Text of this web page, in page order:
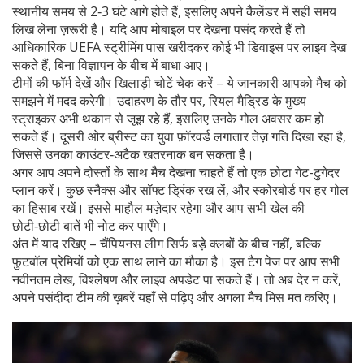
स्थानीय समय से 2‑3 घंटे आगे होते हैं, इसलिए अपने कैलेंडर में सही समय
लिख लेना ज़रूरी है। यदि आप मोबाइल पर देखना पसंद करते हैं तो
आधिकारिक UEFA स्ट्रीमिंग पास खरीदकर कोई भी डिवाइस पर लाइव देख
सकते हैं, बिना विज्ञापन के बीच में बाधा आए।
टीमों की फॉर्म देखें और खिलाड़ी चोटें चेक करें – ये जानकारी आपको मैच को
समझने में मदद करेगी। उदाहरण के तौर पर, रियल मैड्रिड के मुख्य
स्ट्राइकर अभी थकान से जूझ रहे हैं, इसलिए उनके गोल अवसर कम हो
सकते हैं। दूसरी ओर ब्रीस्ट का युवा फ़ॉरवर्ड लगातार तेज़ गति दिखा रहा है,
जिससे उनका काउंटर‑अटैक खतरनाक बन सकता है।
अगर आप अपने दोस्तों के साथ मैच देखना चाहते हैं तो एक छोटा गेट-टुगेदर
प्लान करें। कुछ स्नैक्स और सॉफ्ट ड्रिंक रख लें, और स्कोरबोर्ड पर हर गोल
का हिसाब रखें। इससे माहौल मज़ेदार रहेगा और आप सभी खेल की
छोटी‑छोटी बातें भी नोट कर पाएँगे।
अंत में याद रखिए – चैंपियनस लीग सिर्फ बड़े क्लबों के बीच नहीं, बल्कि
फ़ुटबॉल प्रेमियों को एक साथ लाने का मौका है। इस टैग पेज पर आप सभी
नवीनतम लेख, विश्लेषण और लाइव अपडेट पा सकते हैं। तो अब देर न करें,
अपने पसंदीदा टीम की ख़बरें यहाँ से पढ़िए और अगला मैच मिस मत करिए।